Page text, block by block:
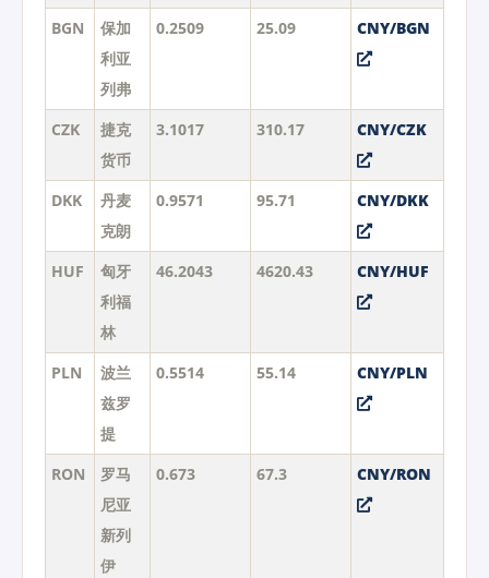
BGN
保加
利亚
列弗
0.2509 25.09 CNY/BGN
CZK
捷克
货币
3.1017 310.17 CNY/CZK
DKK
丹麦
克朗
0.9571 95.71 CNY/DKK
HUF
匈牙
利福
林
46.2043 4620.43 CNY/HUF
PLN
波兰
兹罗
提
0.5514 55.14 CNY/PLN
RON
罗马
尼亚
新列
伊
0.673 67.3 CNY/RON